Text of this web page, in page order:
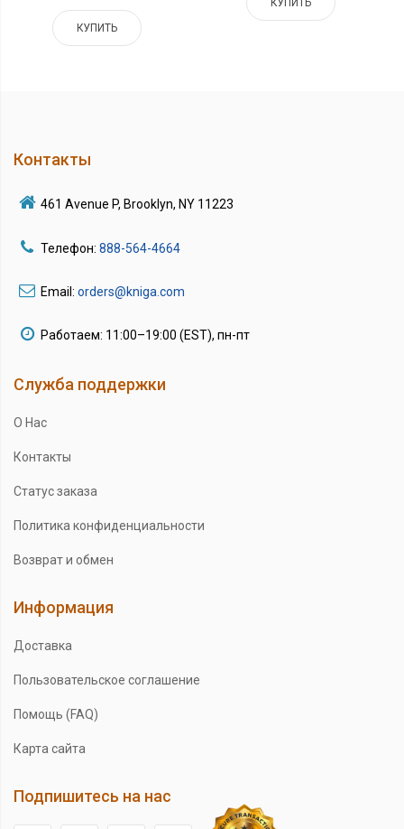
КУПИТЬ
КУПИТЬ
Контакты
461 Avenue P, Brooklyn, NY 11223
Телефон: 888-564-4664
Email: orders@kniga.com
Работаем: 11:00–19:00 (EST), пн-пт
Служба поддержки
О Нас
Контакты
Статус заказа
Политика конфиденциальности
Возврат и обмен
Информация
Доставка
Пользовательское соглашение
Помощь (FAQ)
Карта сайта
Подпишитесь на нас